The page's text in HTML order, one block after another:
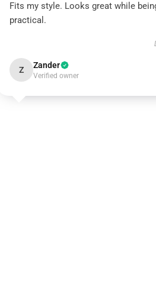
Fits my style. Looks great while
practical.
Z Zander
Verified owner